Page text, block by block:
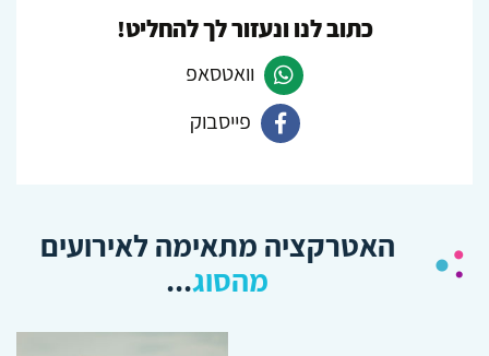
כתוב לנו ונעזור לך להחליט!
פנה
וואטסאפ
Facebook
פייסבוק
האטרקציה מתאימה לאירועים
מהסוג...